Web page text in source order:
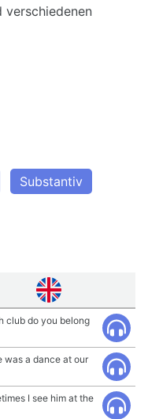
verschiedenen
Substantiv
club do you belong
was a dance at our
I see him at the